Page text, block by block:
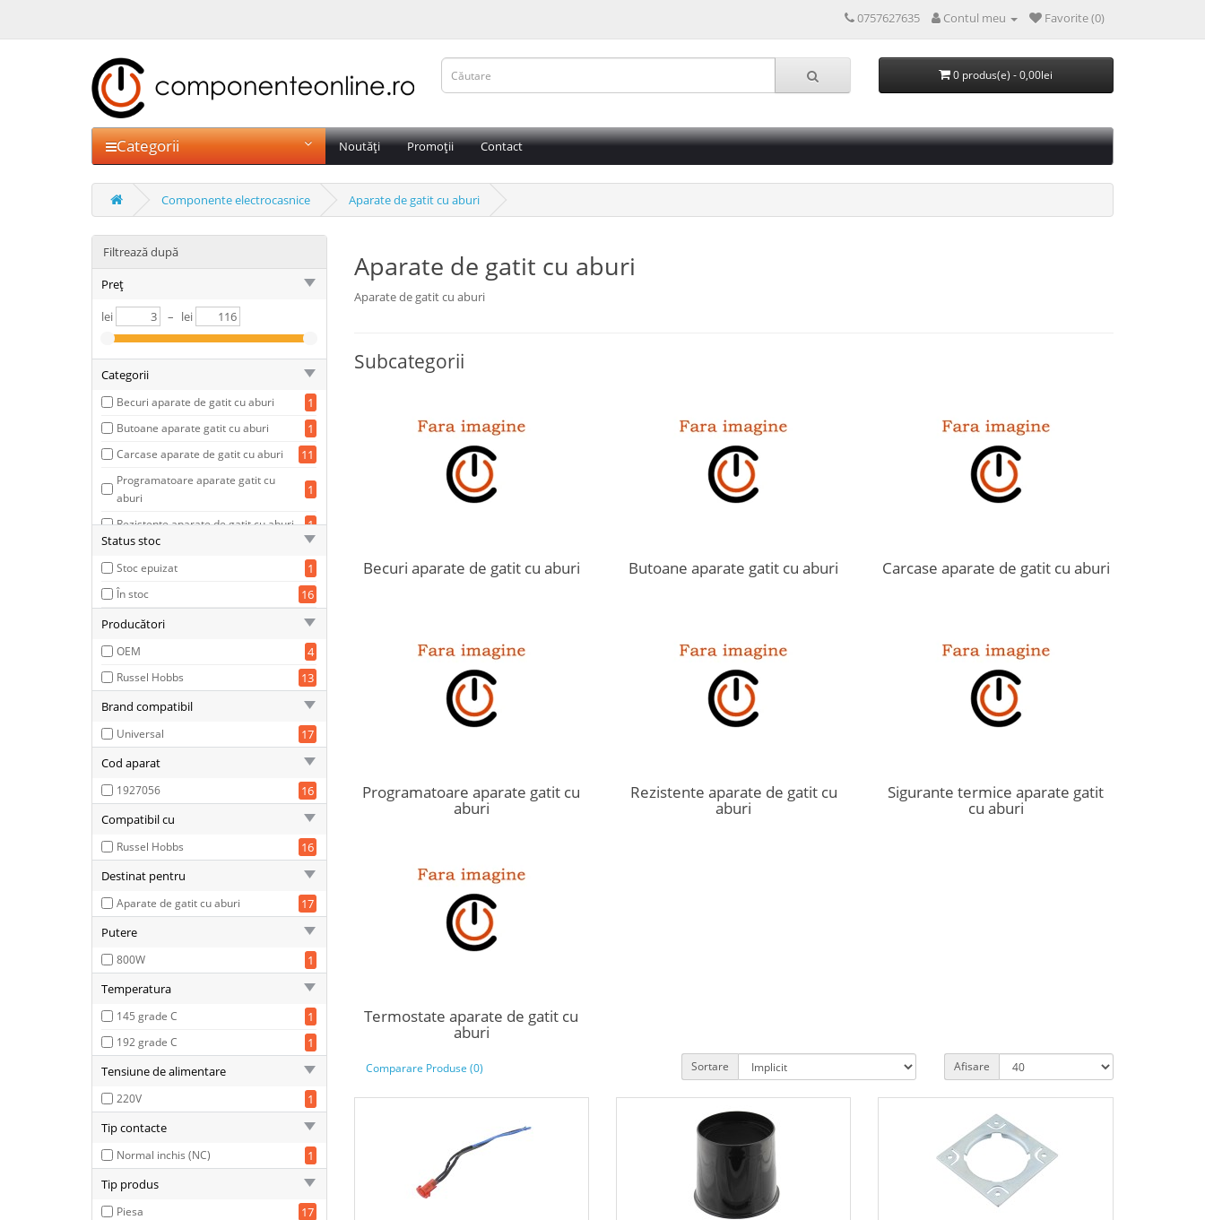
0757627635 Contul meu Favorite (0)
0 produs(e) - 0,00lei
Categorii Noutăți Promoții Contact
Componente electrocasnice Aparate de gatit cu aburi
Filtrează după
Preț
lei
– lei
Categorii
Becuri aparate de gatit cu aburi 1
Butoane aparate gatit cu aburi 1
Carcase aparate de gatit cu aburi 11
Programatoare aparate gatit cu
aburi
1
Rezistente aparate de gatit cu aburi 1
Sigurante termice aparate gatit cu
aburi
1
Termostate aparate de gatit cu
aburi
1
Status stoc
Stoc epuizat 1
În stoc
16
Producători
OEM 4
Russel Hobbs
13
Brand compatibil
Universal
17
Cod aparat
1927056
16
Compatibil cu
Russel Hobbs
16
Destinat pentru
Aparate de gatit cu aburi
17
Putere
800W
1
Temperatura
145 grade C 1
192 grade C
1
Tensiune de alimentare
220V
1
Tip contacte
Normal inchis (NC)
1
Tip produs
Piesa
17
Aparate de gatit cu aburi
Aparate de gatit cu aburi
Subcategorii
Becuri aparate de gatit cu aburi Butoane aparate gatit cu aburi Carcase aparate de gatit cu aburi
Programatoare aparate gatit cu
aburi
Rezistente aparate de gatit cu
aburi
Sigurante termice aparate gatit
cu aburi
Termostate aparate de gatit cu
aburi
Comparare Produse (0) Sortare Afisare